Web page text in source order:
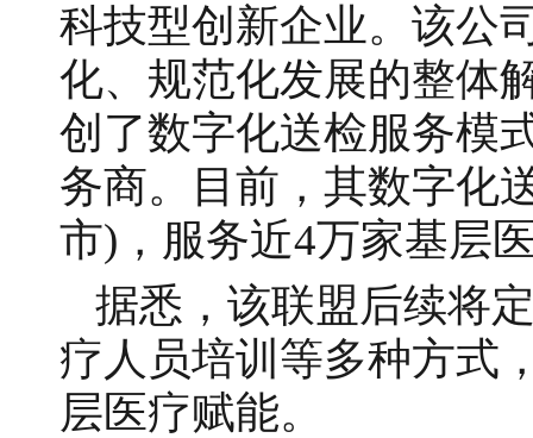
科技型创新企业。该公
化、规范化发展的整体
创了数字化送检服务模
务商。目前，其数字化
市)，服务近4万家基层
据悉，该联盟后续将
疗人员培训等多种方式
层医疗赋能。